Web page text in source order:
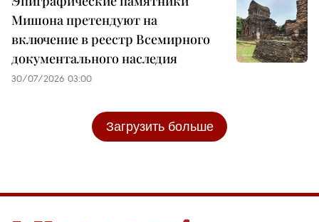
Мишона претендуют на
включение в реестр Всемирного
документального наследия
30/07/2026 03:00
Загрузить больше